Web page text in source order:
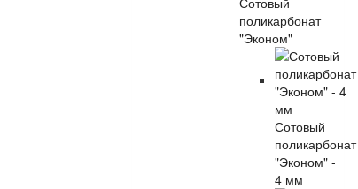
поликарбонат
"Эконом"
Сотовый
поликарбонат
"Эконом" -
4 мм